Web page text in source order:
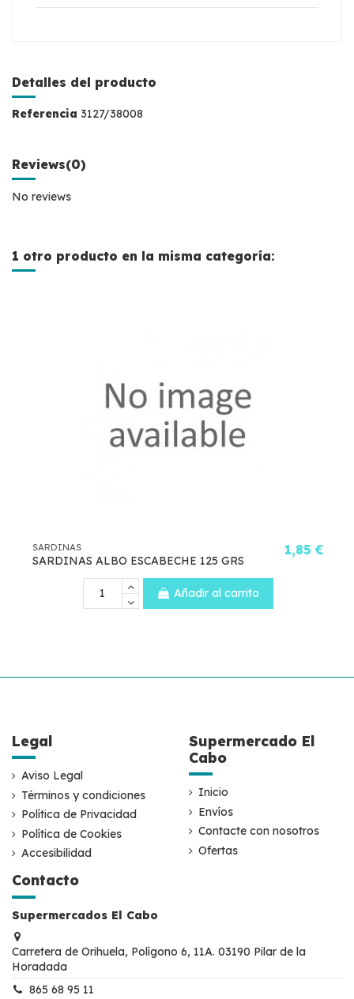
Detalles del producto
Referencia 3127/38008
Reviews(0)
No reviews
1 otro producto en la misma categoría:
SARDINAS
SARDINAS ALBO ESCABECHE 125 GRS
1,85 €
Añadir al carrito
Legal
Aviso Legal
Términos y condiciones
Política de Privacidad
Política de Cookies
Accesibilidad
Supermercado El
Cabo
Inicio
Envíos
Contacte con nosotros
Ofertas
Contacto
Supermercados El Cabo
Carretera de Orihuela, Polígono 6, 11A. 03190 Pilar de la
Horadada
865 68 95 11